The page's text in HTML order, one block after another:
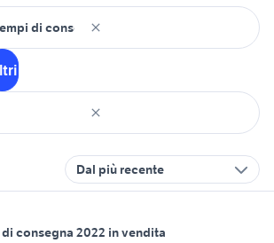
Dal più recente
consegna 2022 in vendita